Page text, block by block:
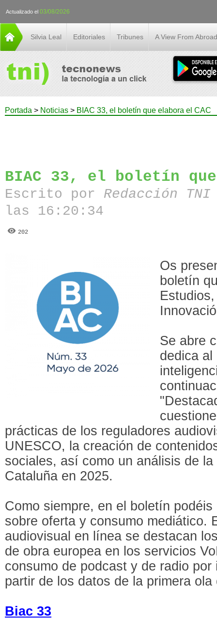
Actualizado el 03/08/2026
Silvia Leal Editoriales Tribunes A View From Abroad
Portada > Noticias > BIAC 33, el boletín que elabora el CAC
BIAC 33, el boletín
Escrito por Redacción
las 16:20:34
202
Os
boletín
Se abre
dedica al
prácticas de los reguladores
UNESCO, la creación de
sociales, así como un análisis de
Cataluña en 2025.
Como siempre, en el boletín
sobre oferta y consumo mediático.
audiovisual en línea se destacan
de obra europea en los servicios
consumo de podcast y de radio
partir de los datos de la primera ola
Biac 33